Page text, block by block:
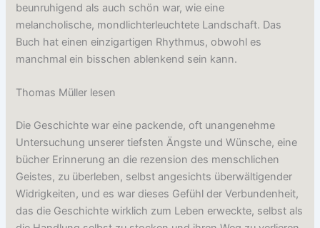
beunruhigend als auch schön war, wie eine
melancholische, mondlichterleuchtete Landschaft. Das
Buch hat einen einzigartigen Rhythmus, obwohl es
manchmal ein bisschen ablenkend sein kann.
Thomas Müller lesen
Die Geschichte war eine packende, oft unangenehme
Untersuchung unserer tiefsten Ängste und Wünsche, eine
bücher Erinnerung an die rezension des menschlichen
Geistes, zu überleben, selbst angesichts überwältigender
Widrigkeiten, und es war dieses Gefühl der Verbundenheit,
das die Geschichte wirklich zum Leben erweckte, selbst als